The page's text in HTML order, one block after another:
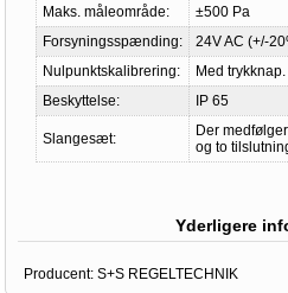
Maks. måleområde:
±500 Pa
Forsyningsspænding:
24V AC (+/-
Nulpunktskalibrering:
Med trykknap.
Beskyttelse:
IP 65
Slangesæt:
Der
og to
Yderligere
Producent: S+S REGELTECHNIK